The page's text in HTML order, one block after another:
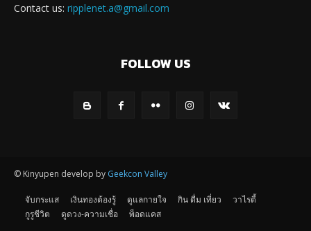
Contact us: ripplenet.a@gmail.com
FOLLOW US
© Kinyupen develop by Geekcon Valley
จับกระแส เงินทองต้องรู้ ดูแลกายใจ กิน ดื่ม เที่ยว
วาไรตี้
กูรูชีวิต
ดูดวง-ความเชื่อ พ็อดแคส